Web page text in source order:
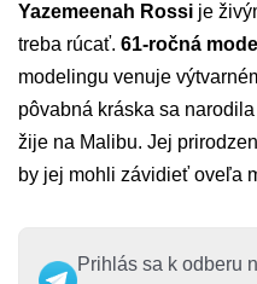
Yazemeenah Rossi je
treba rúcať. 61-ročná
modelingu venuje
pôvabná kráska sa
žije na Malibu. Jej
by jej mohli závidieť oveľa
Prihlás sa k odberu